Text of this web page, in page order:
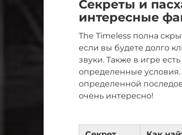
Секреты и
интересные
The Timeless полна
если вы будете долго
звуки. Также в игре
определенные условия.
определенной
очень интересно!